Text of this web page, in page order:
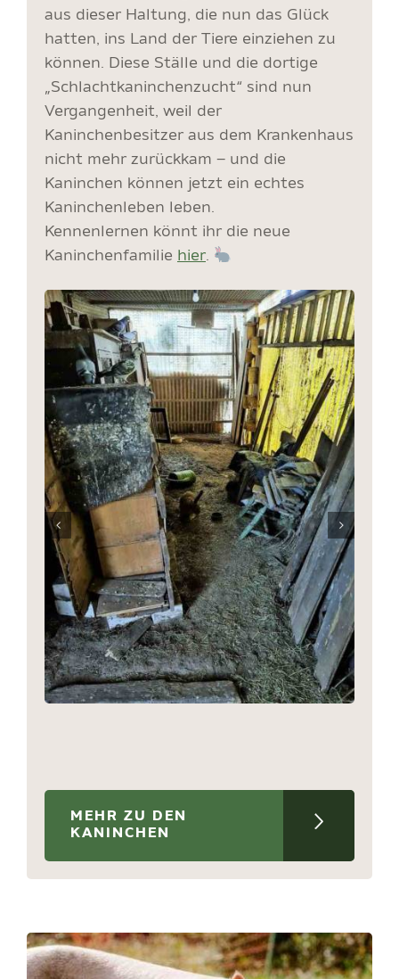
aus dieser Haltung, die nun das Glück
hatten, ins Land der Tiere einziehen zu
können. Diese Ställe und die dortige
„Schlachtkaninchenzucht“ sind nun
Vergangenheit, weil der
Kaninchenbesitzer aus dem Krankenhaus
nicht mehr zurückkam – und die
Kaninchen können jetzt ein echtes
Kaninchenleben leben.
Kennenlernen könnt ihr die neue
Kaninchenfamilie hier.
MEHR ZU DEN
KANINCHEN